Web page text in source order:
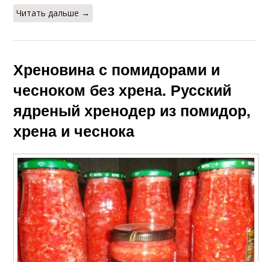
Читать дальше →
Хреновина с помидорами и
чесноком без хрена. Русский
ядреный хренодер из помидор,
хрена и чеснока